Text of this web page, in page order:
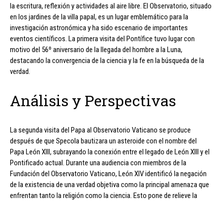
la escritura, reflexión y actividades al aire libre. El Observatorio, situado
en los jardines de la villa papal, es un lugar emblemático para la
investigación astronómica y ha sido escenario de importantes
eventos científicos. La primera visita del Pontífice tuvo lugar con
motivo del 56º aniversario de la llegada del hombre a la Luna,
destacando la convergencia de la ciencia y la fe en la búsqueda de la
verdad.
Análisis y Perspectivas
La segunda visita del Papa al Observatorio Vaticano se produce
después de que Specola bautizara un asteroide con el nombre del
Papa León XIII, subrayando la conexión entre el legado de León XIII y el
Pontificado actual. Durante una audiencia con miembros de la
Fundación del Observatorio Vaticano, León XIV identificó la negación
de la existencia de una verdad objetiva como la principal amenaza que
enfrentan tanto la religión como la ciencia. Esto pone de relieve la